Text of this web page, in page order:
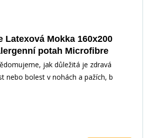
Latexová Mokka 160x200
potah Microfibre
jak důležitá je zdravá
nebo bolest v nohách a pažích, b